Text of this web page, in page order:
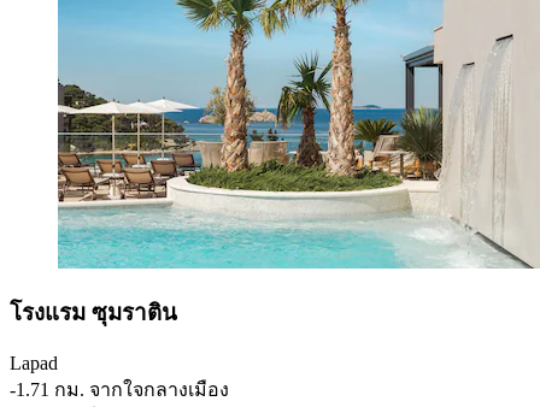
โรงแรม ซุมราติน
Lapad
‐1.71 กม. จากใจกลางเมือง